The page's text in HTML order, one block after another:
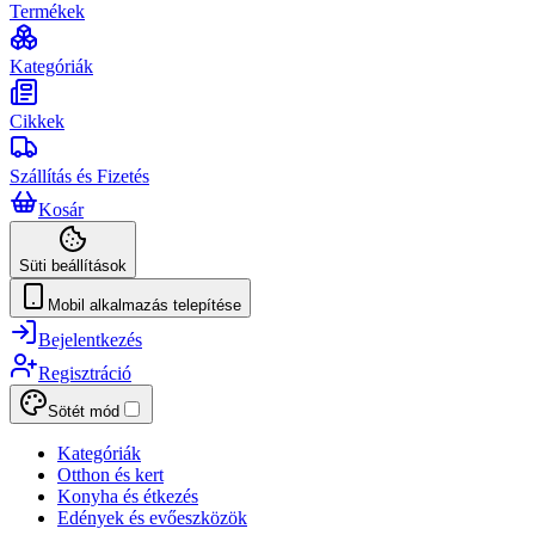
Termékek
Kategóriák
Cikkek
Szállítás és Fizetés
Kosár
Süti beállítások
Mobil alkalmazás telepítése
Bejelentkezés
Regisztráció
Sötét mód
Kategóriák
Otthon és kert
Konyha és étkezés
Edények és evőeszközök